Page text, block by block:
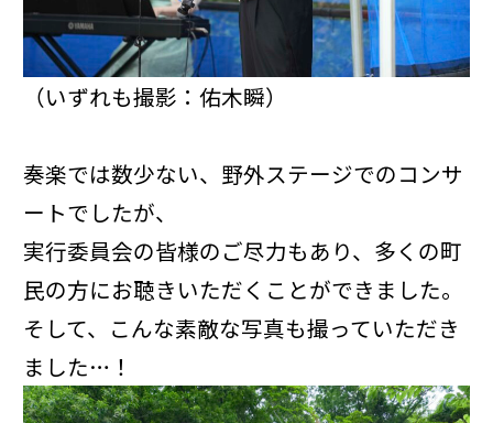
（いずれも撮影：佑木瞬）
奏楽では数少ない、野外ステージでのコンサ
ートでしたが、
実行委員会の皆様のご尽力もあり、多くの町
民の方にお聴きいただくことができました。
そして、こんな素敵な写真も撮っていただき
ました…！